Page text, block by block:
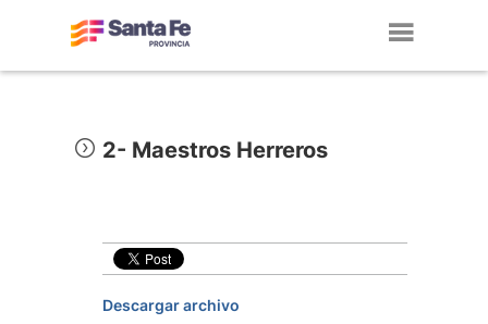
2- Maestros Herreros
Descargar archivo